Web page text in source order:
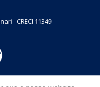
- CRECI 11349